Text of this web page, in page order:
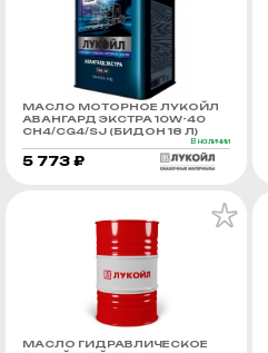
МАСЛО МОТОРНОЕ ЛУКОЙЛ
АВАНГАРД ЭКСТРА 10W-40
CH4/CG4/SJ (БИДОН 18 Л)
В наличии
5 773 ₽
МАСЛО ГИДРАВЛИЧЕСКОЕ